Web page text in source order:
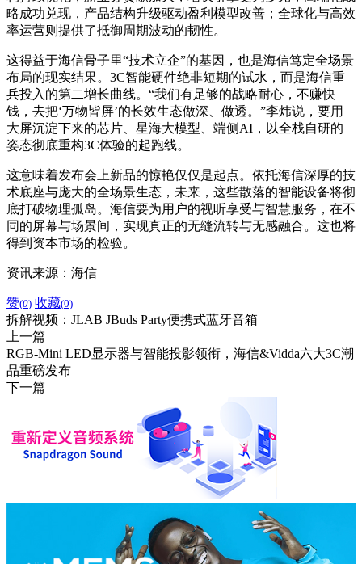
略成功兑现，产品结构升级驱动盈利模型改善；全球化与高效
率运营则提供了抵御周期波动的韧性。
这得益于海信骨子里“技术立企”的基因，也是海信笃定全场景
布局的现实结果。3C智能硬件绝⾮短期的试⽔，⽽是海信重
兵投⼊的第⼆增⻓曲线。“我们有⾜够的战略耐⼼，不赚快
钱，去把‘万物皆屏’的长效生态做深、做透。”李炜说，要用
大屏沉淀下来的芯⽚、星海大模型、端侧AI，以全栈自研的
姿态彻底重构3C体验的起跑线。
这意味着发布会上新品的惊艳仅仅是起点。依托海信深厚的技
术底座与庞大的全场景生态，未来，这些散落的智能设备将彻
底打破物理孤岛。海信要为用户的视听享受与智慧服务，在不
同的屏幕与场景间，实现真正的无缝流转与无感融合。这也将
得到资本市场的检验。
资讯来源：海信
赞(0) 收藏(0)
拆解视频：JLAB JBuds Party便携式蓝牙音箱
上一篇
RGB-Mini LED显示器与智能投影领衔，海信&Vidda六大3C潮
品重磅发布
下一篇